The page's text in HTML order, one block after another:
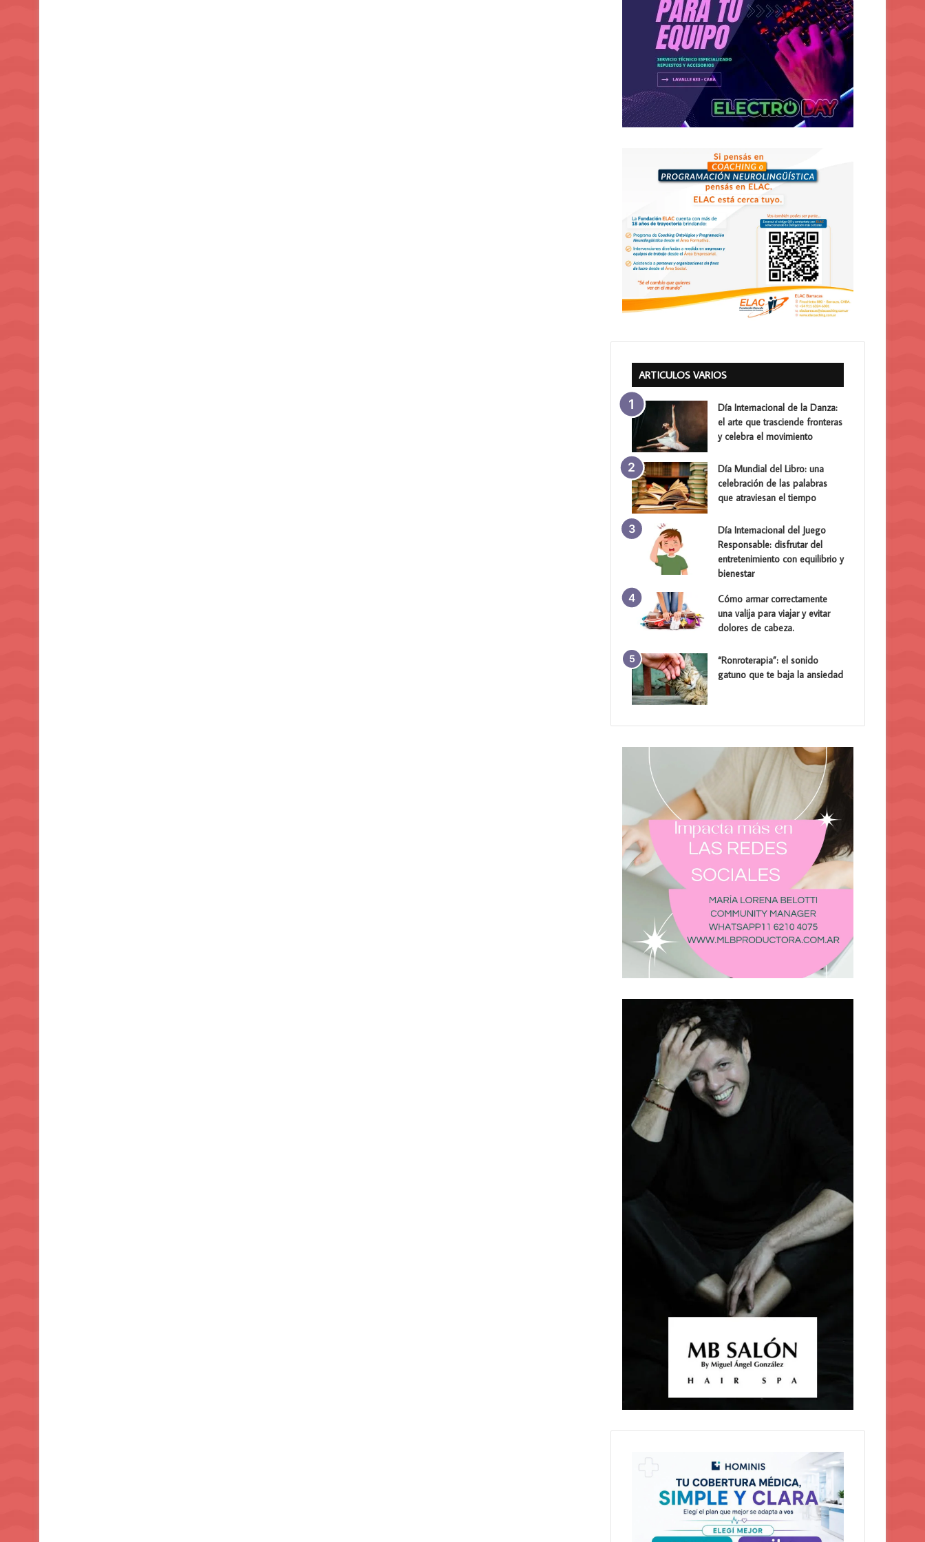
ARTICULOS VARIOS
Día Internacional de la Danza:
el arte que trasciende fronteras
y celebra el movimiento
Día Mundial del Libro: una
celebración de las palabras
que atraviesan el tiempo
Día Internacional del Juego
Responsable: disfrutar del
entretenimiento con equilibrio y
bienestar
Cómo armar correctamente
una valija para viajar y evitar
dolores de cabeza.
“Ronroterapia”: el sonido
gatuno que te baja la ansiedad